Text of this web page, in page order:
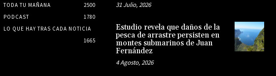
TODA TU MAÑANA
2500
PODCAST
1780
LO QUE HAY TRAS CADA NOTICIA
1665
31 Julio, 2026
Estudio revela que daños de la
pesca de arrastre persisten en
montes submarinos de Juan
Fernández
4 Agosto, 2026